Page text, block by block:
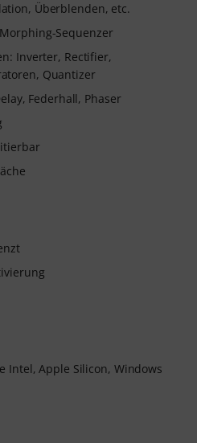
Überblenden, etc.
Sequenzer
Inverter, Rectifier,
Quantizer
Federhall, Phaser
Intel, Apple Silicon, Windows